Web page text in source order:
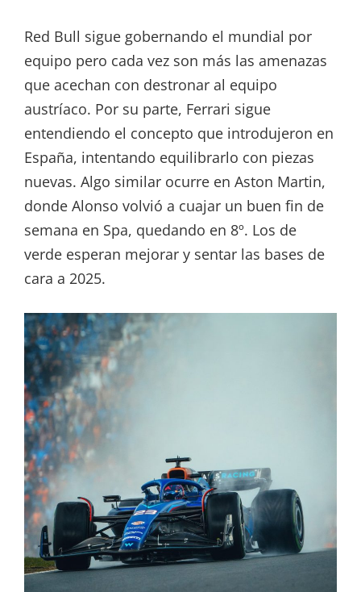
Red Bull sigue gobernando el mundial por
equipo pero cada vez son más las amenazas
que acechan con destronar al equipo
austríaco. Por su parte, Ferrari sigue
entendiendo el concepto que introdujeron en
España, intentando equilibrarlo con piezas
nuevas. Algo similar ocurre en Aston Martin,
donde Alonso volvió a cuajar un buen fin de
semana en Spa, quedando en 8º. Los de
verde esperan mejorar y sentar las bases de
cara a 2025.